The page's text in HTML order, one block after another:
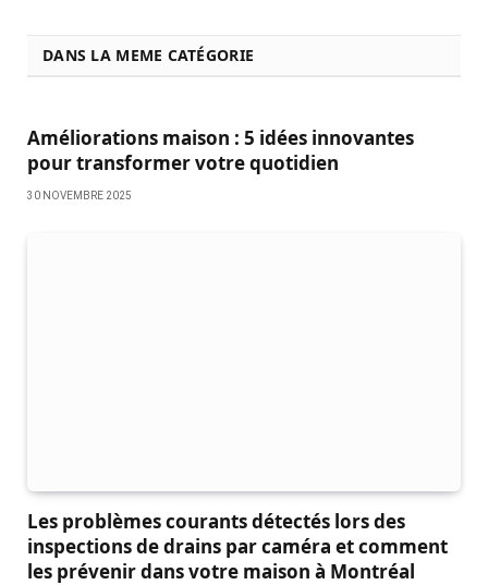
DANS LA MEME CATÉGORIE
Améliorations maison : 5 idées innovantes
pour transformer votre quotidien
30 NOVEMBRE 2025
Les problèmes courants détectés lors des
inspections de drains par caméra et comment
les prévenir dans votre maison à Montréal